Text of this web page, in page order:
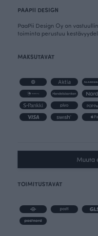
PAAPII DESIGN
PaaPii Design Oy on
toiminta perustuu
MAKSUTAVAT
Muuta
TOIMITUSTAVAT